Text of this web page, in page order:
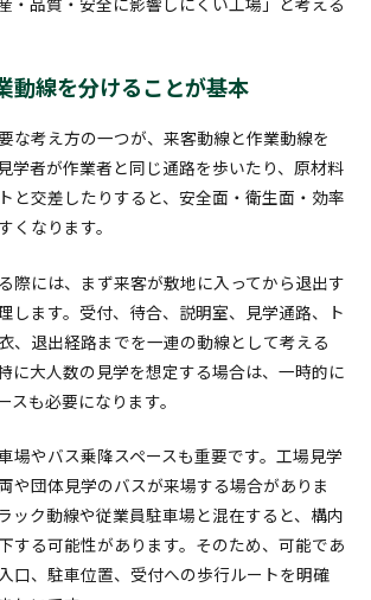
動線を分けることが基本
な考え方の一つが、来客動線と作業動線を
学者が作業者と同じ通路を歩いたり、原材料
と交差したりすると、安全面・衛生面・効率
くなります。
際には、まず来客が敷地に入ってから退出す
します。受付、待合、説明室、見学通路、ト
、退出経路までを一連の動線として考える
に大人数の見学を想定する場合は、一時的に
スも必要になります。
場やバス乗降スペースも重要です。工場見学
や団体見学のバスが来場する場合がありま
ック動線や従業員駐車場と混在すると、構内
する可能性があります。そのため、可能であ
口、駐車位置、受付への歩行ルートを明確